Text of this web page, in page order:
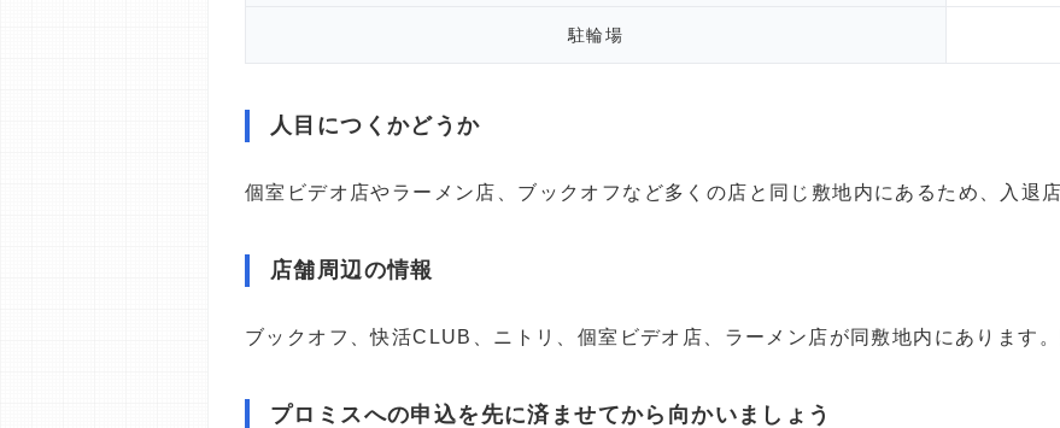
駐輪場
人目につくかどうか
個室ビデオ店やラーメン店、ブックオフなど多くの店と同じ敷地内にあるため、入退
店舗周辺の情報
ブックオフ、快活CLUB、ニトリ、個室ビデオ店、ラーメン店が同敷地内にあります
プロミスへの申込を先に済ませてから向かいましょう